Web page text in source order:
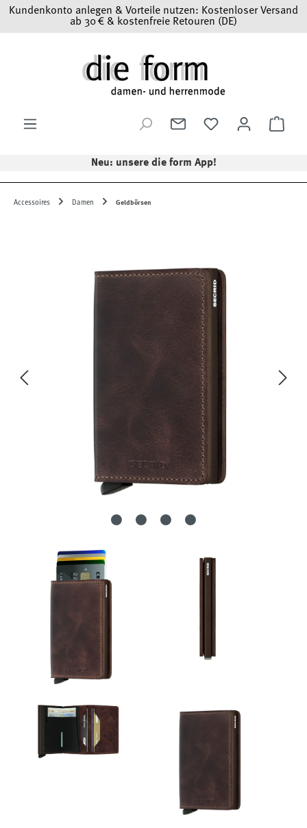
Zum Hauptinhalt springen
Kundenkonto anlegen & Vorteile nutzen: Kostenloser Versand
ab 30 € & kostenfreie Retouren (DE)
Neu: unsere die form App!
Accessoires Damen Geldbörsen